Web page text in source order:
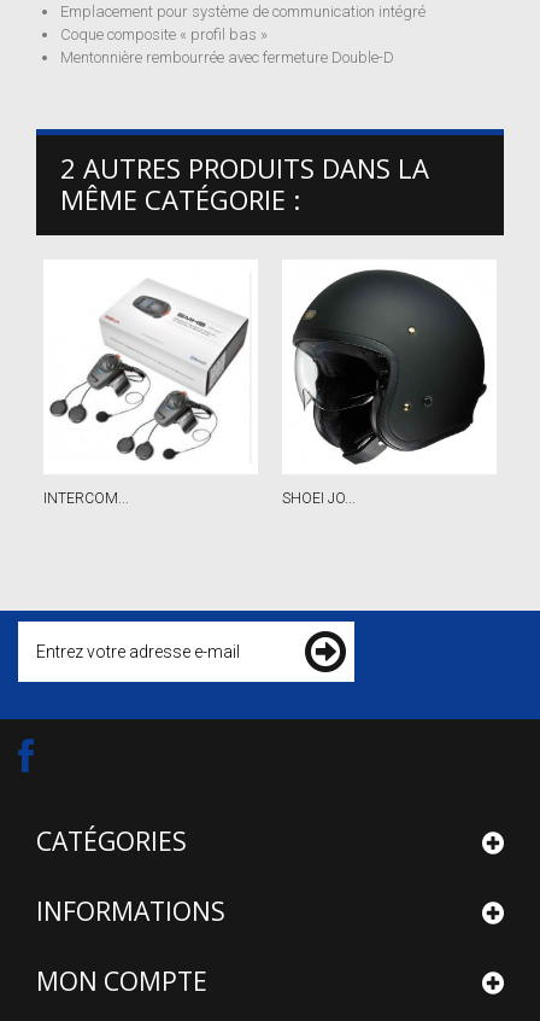
Emplacement pour système de communication intégré
Coque composite « profil bas »
Mentonnière rembourrée avec fermeture Double-D
2 AUTRES PRODUITS DANS LA
MÊME CATÉGORIE :
INTERCOM... SHOEI JO...
CATÉGORIES
INFORMATIONS
MON COMPTE